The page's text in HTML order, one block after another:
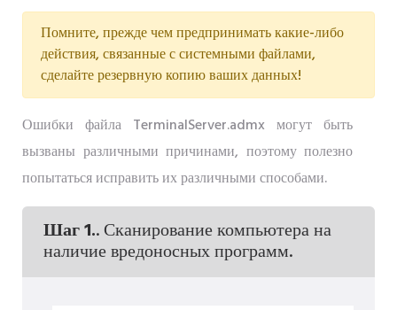
Помните, прежде чем предпринимать какие-либо
действия, связанные с системными файлами,
сделайте резервную копию ваших данных!
Ошибки файла TerminalServer.admx могут быть
вызваны различными причинами, поэтому полезно
попытаться исправить их различными способами.
Шаг 1.. Сканирование компьютера на
наличие вредоносных программ.